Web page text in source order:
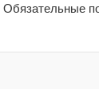
Обязательные